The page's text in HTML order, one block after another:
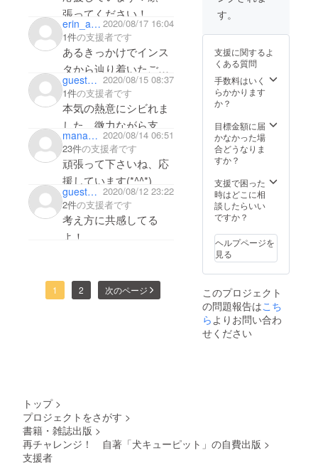
張ってください！
erin_ami_meg 2020/08/17 16:04
1件の支援者です
あるきっかけでインス
タから辿り着いたご
縁。ショップで売られ
てる子達の現実をもっ
と広めていきたいです
ね。応援しています。
guestd1cd75c3d724 2020/08/15 08:37
1件の支援者です
本気の熱意にシビれま
した。微力ながら支援
させていただきますｍ
－－ｍ
現物を楽しみにお待ち
しております。
manamin323 2020/08/14 06:51
23件の支援者です
頑張って下さいね、応
援しています(*^^*)
guest906aa1bc0ac4 2020/08/12 23:22
2件の支援者です
考え方に共感してる
よ！
1 2 次のページ
す。
支援に関するよ
くある質問
手数料はいく
らかかります
か？
目標金額に届
かなかった場
合どうなりま
すか？
支援で困った
時はどこに相
談したらいい
ですか？
ヘルプページを
見る
このプロジェクト
の問題報告はこち
ら よりお問い合わ
せください
トップ >
プロジェクトをさがす >
書籍・雑誌出版 >
再チャレンジ！ 自著「犬キューピット」の自費出版 >
支援者